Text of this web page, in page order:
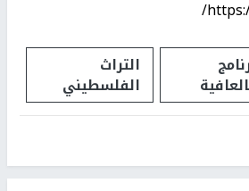
التراث
الفلسطيني